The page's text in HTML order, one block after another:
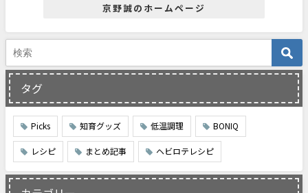
京野誠のホームページ
タグ
Picks 知育グッズ 低温調理 BONIQ
レシピ まとめ記事 ヘビロテレシピ